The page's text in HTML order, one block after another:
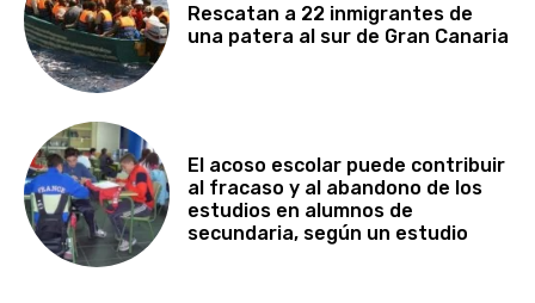
Rescatan a 22 inmigrantes de
una patera al sur de Gran Canaria
El acoso escolar puede contribuir
al fracaso y al abandono de los
estudios en alumnos de
secundaria, según un estudio